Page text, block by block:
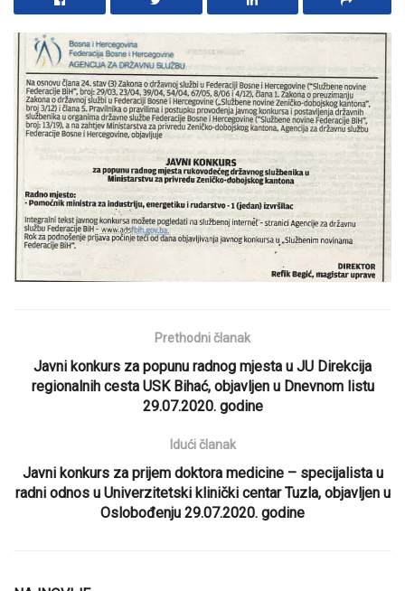
Prethodni članak
Javni konkurs za popunu radnog mjesta u JU Direkcija
regionalnih cesta USK Bihać, objavljen u Dnevnom listu
29.07.2020. godine
Idući članak
Javni konkurs za prijem doktora medicine – specijalista u
radni odnos u Univerzitetski klinički centar Tuzla, objavljen u
Oslobođenju 29.07.2020. godine